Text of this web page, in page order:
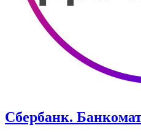
Сбербанк.